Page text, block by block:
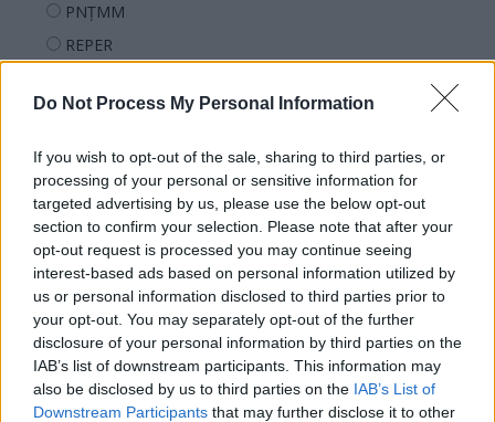
Do Not Process My Personal Information
If you wish to opt-out of the sale, sharing to third parties, or
processing of your personal or sensitive information for
targeted advertising by us, please use the below opt-out
section to confirm your selection. Please note that after your
opt-out request is processed you may continue seeing
interest-based ads based on personal information utilized by
us or personal information disclosed to third parties prior to
your opt-out. You may separately opt-out of the further
disclosure of your personal information by third parties on the
IAB’s list of downstream participants. This information may
also be disclosed by us to third parties on the IAB’s List of
Downstream Participants that may further disclose it to other
PNȚMM
REPER
SOS (Șoșoacă)
PACE (Peia)
Acțiunea Conservatoare (Târziu)
PDF (Lazarus)
PUSL (D. Voiculescu)
PNȚCD (Pavelescu)
PNCR (Terheș)
Partidul Patrioților (Surugiu)
FAR (Coarnă)